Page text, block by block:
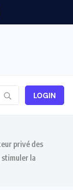
LOGIN
privé des
la